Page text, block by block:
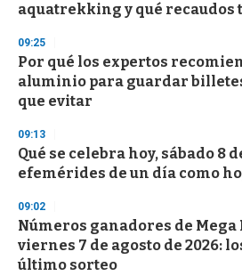
aquatrekking y qué recaudos
09:25
Por qué los expertos
aluminio para guardar
que evitar
09:13
Qué se celebra hoy, sábado 8
efemérides de un día como
09:02
Números ganadores de
viernes 7 de agosto de 2026:
último sorteo